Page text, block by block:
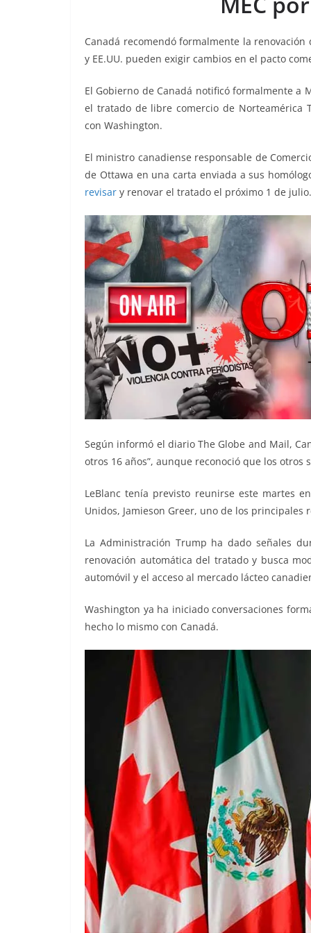
o
k
p
g
er
m tir
Canadá recomendó formalmente la renovación
y EE.UU. pueden exigir cambios en el pacto
El Gobierno de Canadá notificó formalmente a
el tratado de libre comercio de Norteamérica
con Washington.
El ministro canadiense responsable de
de Ottawa en una carta enviada a sus
revisar y renovar el tratado el próximo 1 de julio.
Según informó el diario The Globe and Mail,
otros 16 años”, aunque reconoció que los
LeBlanc tenía previsto reunirse este martes
Unidos, Jamieson Greer, uno de los
La Administración Trump ha dado señales
renovación automática del tratado y busca
automóvil y el acceso al mercado lácteo
Washington ya ha iniciado conversaciones
hecho lo mismo con Canadá.